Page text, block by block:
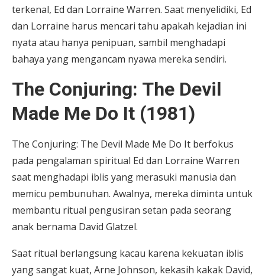
terkenal, Ed dan Lorraine Warren. Saat menyelidiki, Ed
dan Lorraine harus mencari tahu apakah kejadian ini
nyata atau hanya penipuan, sambil menghadapi
bahaya yang mengancam nyawa mereka sendiri.
The Conjuring: The Devil
Made Me Do It (1981)
The Conjuring: The Devil Made Me Do It berfokus
pada pengalaman spiritual Ed dan Lorraine Warren
saat menghadapi iblis yang merasuki manusia dan
memicu pembunuhan. Awalnya, mereka diminta untuk
membantu ritual pengusiran setan pada seorang
anak bernama David Glatzel.
Saat ritual berlangsung kacau karena kekuatan iblis
yang sangat kuat, Arne Johnson, kekasih kakak David,